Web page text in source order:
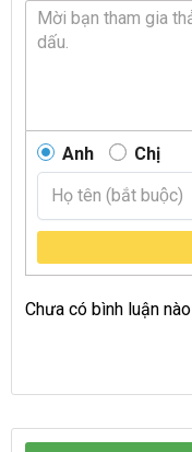
Anh Chị
Chưa có bình luận nào